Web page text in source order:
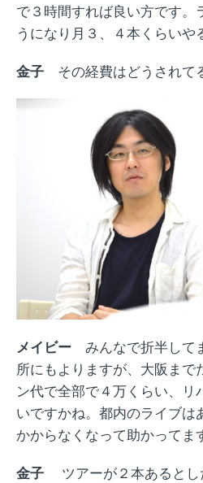
で３時間すれば良い方です。
うになり月３、４本くらいや
金子 その経費はどうされて
メイビー みんなで折半して
所にもよりますが、大阪まで
ン代で全部で４万くらい、リ
いですかね。都内のライブは
かからなくなって助かってま
金子
ツアーが２本あると